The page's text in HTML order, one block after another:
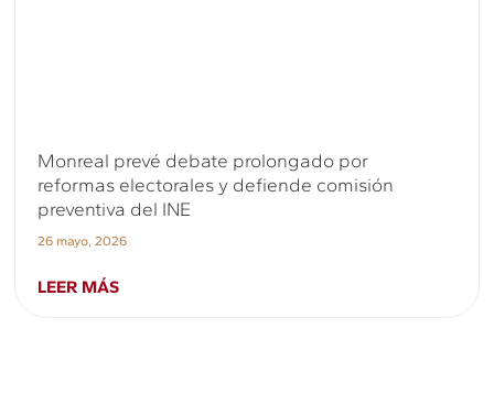
Monreal prevé debate prolongado por
reformas electorales y defiende comisión
preventiva del INE
26 mayo, 2026
LEER MÁS